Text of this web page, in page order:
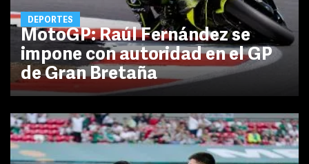
DEPORTES
MotoGP: Raúl Fernández se
impone con autoridad en el GP
de Gran Bretaña